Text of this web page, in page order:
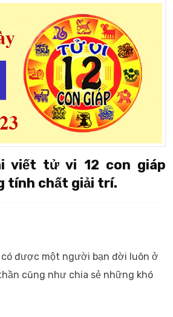
viết tử vi 12 con giáp
tính chất giải trí.
có được một người bạn đời luôn ở
cũng như chia sẻ những khó